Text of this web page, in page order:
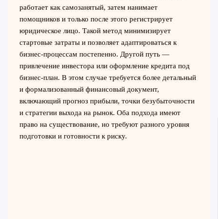
работает как самозанятый, затем нанимает
помощников и только после этого регистрирует
юридическое лицо. Такой метод минимизирует
стартовые затраты и позволяет адаптироваться к
бизнес-процессам постепенно. Другой путь —
привлечение инвестора или оформление кредита под
бизнес-план. В этом случае требуется более детальный
и формализованный финансовый документ,
включающий прогноз прибыли, точки безубыточности
и стратегии выхода на рынок. Оба подхода имеют
право на существование, но требуют разного уровня
подготовки и готовности к риску.